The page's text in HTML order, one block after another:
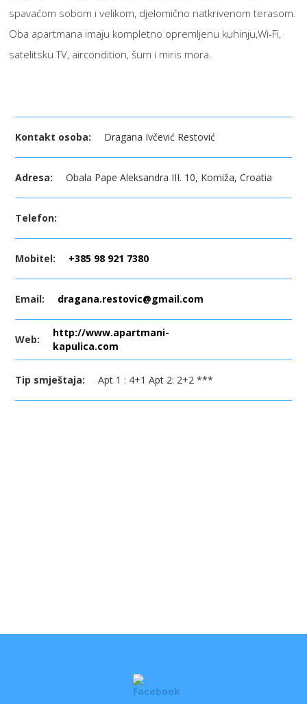
spavaćom sobom i velikom, djelomično natkrivenom terasom.
Oba apartmana imaju kompletno opremljenu kuhinju,Wi-Fi,
satelitsku TV, aircondition, šum i miris mora.
Kontakt osoba: Dragana Ivčević Restović
Adresa: Obala Pape Aleksandra III. 10, Komiža, Croatia
Telefon:
Mobitel: +385 98 921 7380
Email: dragana.restovic@gmail.com
Web:
http://www.apartmani-
kapulica.com
Tip smještaja: Apt 1 : 4+1 Apt 2: 2+2 ***